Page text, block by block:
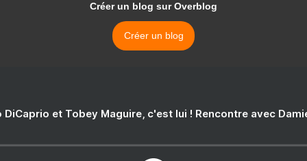
Créer un blog sur Overblog
Créer un blog
DiCaprio et Tobey Maguire, c'est lui ! Rencontre avec